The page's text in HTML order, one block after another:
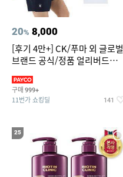
20% 8,000
[후기 4만+] CK/푸마 외 글로벌
브랜드 공식/정품 얼리버드
구매 999+
11번가 쇼킹딜 141
25